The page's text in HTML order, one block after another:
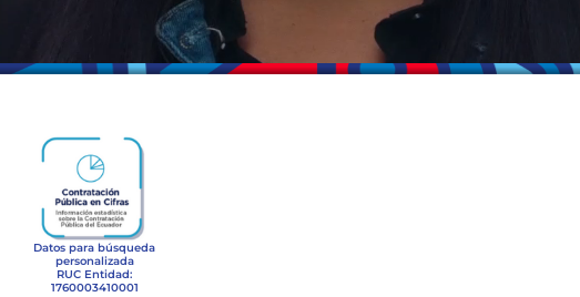
Datos para búsqueda
personalizada
RUC Entidad:
1760003410001